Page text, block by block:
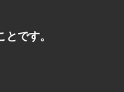
です。